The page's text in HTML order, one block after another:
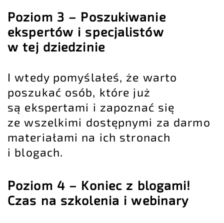
Poziom 3 – Poszukiwanie
ekspertów i specjalistów
w tej dziedzinie
I wtedy pomyślałeś, że warto
poszukać osób, które już
są ekspertami i zapoznać się
ze wszelkimi dostępnymi za darmo
materiałami na ich stronach
i blogach.
Poziom 4 – Koniec z blogami!
Czas na szkolenia i webinary